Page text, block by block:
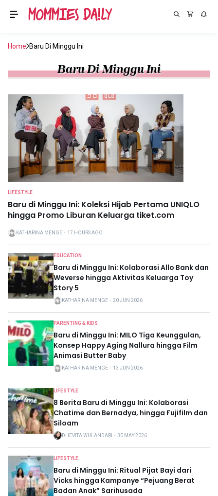
Home Baru Di Minggu Ini
Baru Di Minggu Ini
LIFESTYLE
Baru di Minggu Ini: Koleksi Hijab Pertama UNIQLO
hingga Promo Liburan Keluarga tiket.com
KATHARINA MENGE ・ 17 HOURS AGO
EDUCATION
Baru di Minggu Ini: Kolaborasi Allo Bank dan
Weverse hingga Aktivitas Keluarga Toy
Story 5
KATHARINA MENGE ・ 20 JUN 2026
PARENTING & KIDS
Baru di Minggu Ini: MILO Tiga Keunggulan,
Konsep Happy Aging Nallura hingga Film
Animasi Butter Baby
KATHARINA MENGE ・ 13 JUN 2026
LIFESTYLE
8 Berita Baru di Minggu Ini: Kolaborasi
Chatime dan Bernadya, hingga Fujifilm dan
Siloam
DHEVITA WULANDARI ・ 30 MAY 2026
LIFESTYLE
Baru di Minggu Ini: Ritual Pijat Bayi dari
Vicks hingga Kampanye “Pejuang Berat
Badan Anak” Sarihusada